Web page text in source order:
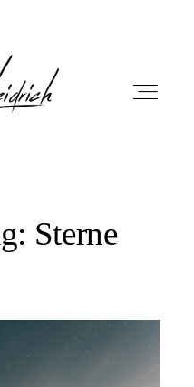
Sterne